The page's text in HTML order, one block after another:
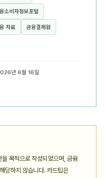
소비자정보포털
자료 금융결제원
년 6월 16일
을 목적으로 작성되었으며, 금융
당하지 않습니다. 카드팁은